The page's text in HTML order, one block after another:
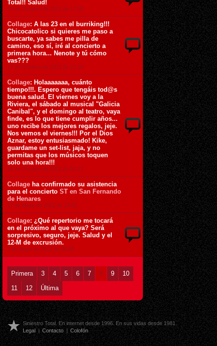
Total!! Salud!
19 de Octubre de 2012 ás 17:06
Collage: A las 23 en el burriking!!!
Chicocatolico si quieres me paso a
buscarte, ya sabes me pilla de
camino, eso sí, iré al concierto a
primera hora... Nenote y tú cómo
vas???
17 de Octubre de 2012 ás 21:16
Collage: Holaaaaaaa, cuánto
tiempo!!!. Espero que tengáis tod@s
buena salud. El viernes voy a la
Riviera, el sábado al musical "Galicia
Canibal", y el domingo al teatro, vaya
finde, es lo que tiene cumplir años...
uno recibe los mejores regalos, jeje.
Nos vemos el viernes!!! Por el Dios
Aznar, estoy entusiasmado! Kike,
guardame un set-list, jaja, y no
permitas que los músicos toquen
solo una hora!!!
16 de Octubre de 2012 ás 02:17
Collage ha confirmado su asistencia
para el concierto ST en San Fernando
de Henares
17 de Mayo de 2012 ás 23:01
Collage: ¿Qué repertorio me tocará
en el próximo al que vaya? Será
sorpresivo, seguro, jeje. Salud y el
12-M de excrusión.
7 de Mayo de 2012 ás 00:40
Primera 3 4 5 6 7 8 9
10
11
12 Última
Siniestro Total. En internet desde 1996. En sus vidas desde 1981.
Legal | Contacto | Colofón